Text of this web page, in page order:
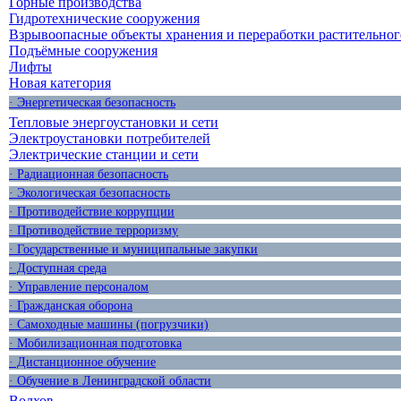
Гидротехнические сооружения
Взрывоопасные объекты хранения и переработки
Подъёмные сооружения
Лифты
Новая категория
· Энергетическая безопасность
Тепловые энергоустановки и сети
Электроустановки потребителей
Электрические станции и сети
· Радиационная безопасность
· Экологическая безопасность
· Противодействие коррупции
· Противодействие терроризму
· Государственные и муниципальные закупки
· Доступная среда
· Управление персоналом
· Гражданская оборона
· Самоходные машины (погрузчики)
· Мобилизационная подготовка
· Дистанционное обучение
· Обучение в Ленинградской области